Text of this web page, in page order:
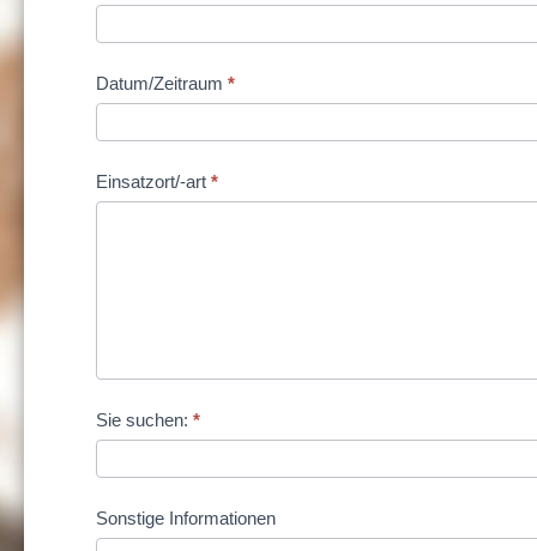
Datum/Zeitraum *
Einsatzort/-art *
Sie suchen: *
Sonstige Informationen